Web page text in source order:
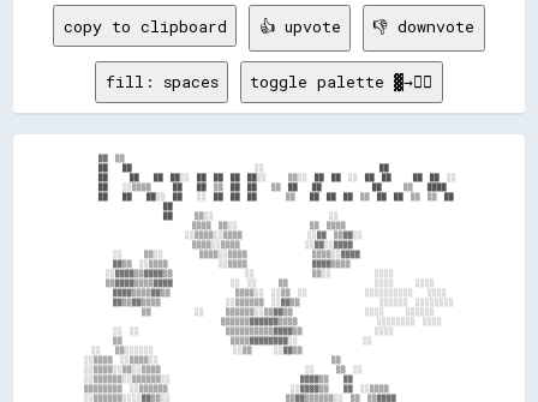
copy to clipboard 👍 upvote 👎 downvote
fill: spaces toggle palette ▓→✊🏽
      ▓▓  ▒▒
      ██    ██                                  ░░                                ██
      ██      ██    ██  ██░░  ██  ██  ██  ██░░      ▒▒░░  ██  ██  ░░  ██  ██      ██  ██  ░░
      ██    ░░▒▒▒▒      ██    ██  ▒▒  ██  ██    ▒▒  ██    ██              ██      ▒▒    ████
      ██    ██    ██░░  ██    ░░  ██  ██  ██        ▒▒    ██  ██  ██  ▒▒  ██  ██  ▒▒  ▒▒  ██
                        ██
                        ██      ▒▒░░                                ░░
                                ▒▒▒▒  ▒▒░░                    ▒▒  ▒▒▒▒
                              ░░▒▒▒▒░░▒▒▒▒                  ░░▓▓  ▒▒▓▓░░
                                ▒▒▒▒░░▒▒▒▒                  ░░▓▓░░▓▓▓▓
          ░░      ▒▒░░          ▒▒▒▒░░▒▒▒▒                  ▒▒▒▒░░▓▓▓▓
          ▓▓▒▒  ░░▒▒▒▒              ░░▒▒▒▒                  ▓▓▓▓▒▒▒▒
        ░░▓▓▓▓▒▒▓▓▓▓▒▒                    ░░                ▒▒░░            ░░░░
        ▒▒▓▓▓▓▒▒▒▒▓▓▓▓                ░░  ░░      ▒▒                        ░░░░      ░░░░
          ▓▓▓▓▒▒▒▒▓▓▒▒                  ▒▒▒▒░░  ░░▒▒  ░░                ░░░░░░░░░░    ░░░░
          ▓▓▒▒▓▓▒▒▒▒                  ░░▒▒▒▒▒▒  ░░▓▓▒▒                      ░░░░░░  ░░░░░░░░
                  ▒▒            ░░      ▒▒▒▒▒▒░░▒▒▓▓▒▒                    ░░░░      ░░░░░░
                                        ▒▒▒▒▒▒▓▓▓▓▓▓▒▒▒▒                      ░░░░░░░░  ░░░░
          ░░  ░░                        ▒▒▒▒▒▒▒▒▒▒▓▓▓▓▒▒                    ░░░░
          ▒▒                              ▒▒▒▒▓▓▓▓▓▓▓▓░░                  ░░
    ░░    ▒▒░░░░░░                      ░░▒▒      ░░▓▓▒▒
  ░░▒▒▒▒  ░░▒▒▒▒░░                                                ▒▒
  ░░▒▒▒▒░░▒▒░░▒▒▒▒                                        ░░      ▒▒  ░░
  ░░▒▒▒▒▒▒░░▒▒▒▒▒▒░░                                    ▓▓▓▓▒▒    ▓▓
  ▒▒▒▒▒▒▒▒  ░░▒▒▒▒▒▒                                  ░░▓▓▓▓▒▒    ▓▓  ░░▒▒▒▒
  ░░▒▒▒▒▒▒░░░░▓▓▒▒░░                                ▒▒▓▓▒▒▒▒▒▒░░  ▒▒  ▒▒▓▓▓▓